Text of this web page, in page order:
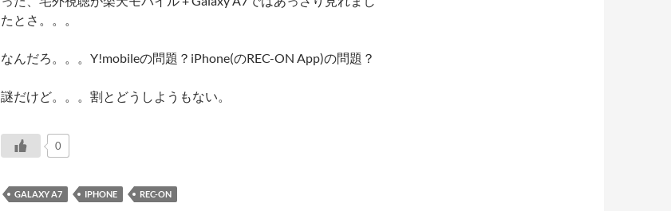
たとさ。。。
なんだろ。。。Y!mobileの問題？iPhone(のREC-ON App)の問題？
謎だけど。。。割とどうしようもない。
0
GALAXY A7 IPHONE REC-ON